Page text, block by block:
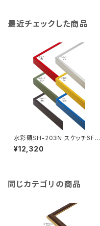
最近チェックした商品
水彩額SH-203N スケッチ6F 4
58×550ミリ
¥12,320
同じカテゴリの商品